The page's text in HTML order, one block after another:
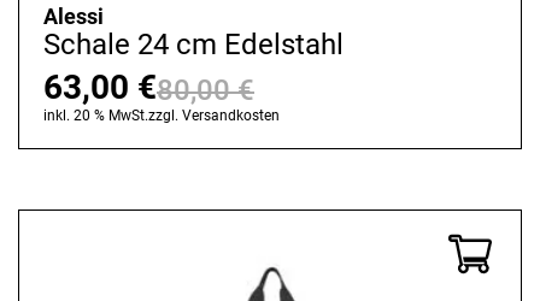
Alessi
Schale 24 cm Edelstahl
80,00€
Ursprünglicher
war:
63,00 €
Aktueller
ist:
inkl. 20 % MwSt.zzgl. Versandkosten